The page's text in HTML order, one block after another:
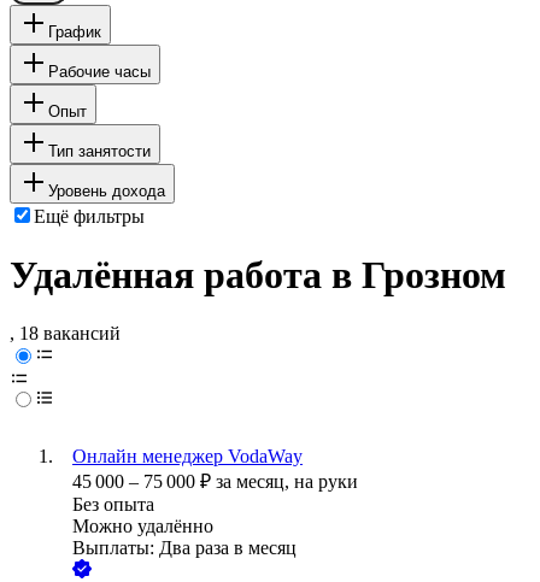
График
Рабочие часы
Опыт
Тип занятости
Уровень дохода
Ещё фильтры
Удалённая работа в Грозном
, 18 вакансий
Онлайн менеджер VodaWay
45 000 – 75 000 ₽ за месяц, на руки
Без опыта
Можно удалённо
Выплаты: Два раза в месяц